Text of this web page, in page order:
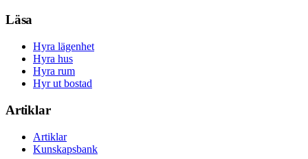
Läsa
Hyra lägenhet
Hyra hus
Hyra rum
Hyr ut bostad
Artiklar
Artiklar
Kunskapsbank